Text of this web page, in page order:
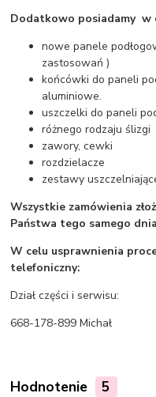
Dodatkowo posiadamy w
nowe panele
zastosowań )
końcówki do paneli
aluminiowe.
uszczelki do paneli
różnego rodzaju ślizgi
zawory, cewki
rozdzielacze
zestawy
Wszystkie zamówienia
Państwa tego samego
W celu usprawnienia
telefoniczny:
Dział części i serwisu:
668-178-899 Michał
Hodnotenie 5